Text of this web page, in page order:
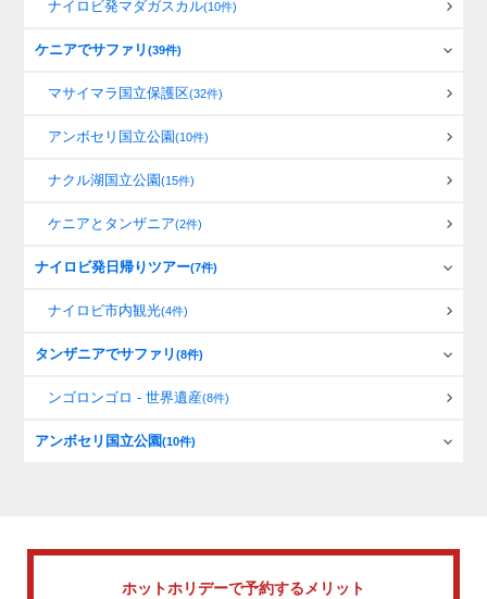
ナイロビ発マダガスカル(10件)
ケニアでサファリ(39件)
マサイマラ国立保護区(32件)
アンボセリ国立公園(10件)
ナクル湖国立公園(15件)
ケニアとタンザニア(2件)
ナイロビ発日帰りツアー(7件)
ナイロビ市内観光(4件)
タンザニアでサファリ(8件)
ンゴロンゴロ - 世界遺産(8件)
アンボセリ国立公園(10件)
ホットホリデーで予約するメリット